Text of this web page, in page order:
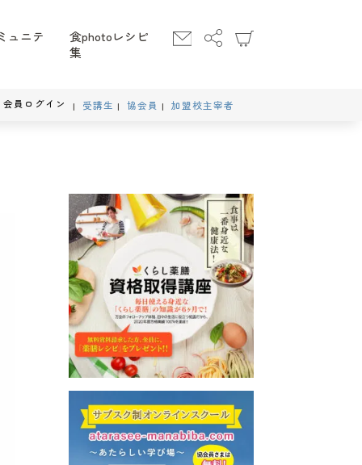
ュニテ
食photoレシピ
集
会員ログイン 受講生 協会員 加盟校主宰者